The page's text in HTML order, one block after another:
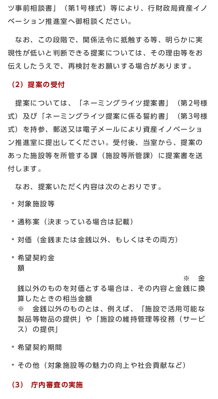
ツ事前相談書」（第1号様式）等により、行財政局資産イノ
ベーション推進室へ御相談ください。
なお、この段階で、関係法令に抵触する等、明らかに実
現性が低いと判断できる提案については、その理由等をお
伝えしたうえで、再検討をお願いする場合があります。
（2）提案の受付
提案については、「ネーミングライツ提案書」（第2号様
式）及び「ネーミングライツ提案に係る誓約書」（第3号様
式）を持参、郵送又は電子メールにより資産イノベーショ
ン推進室に提出してください。受付後、当室から、提案の
あった施設等を所管する課（施設等所管課）に提案書を送
付します。
なお、提案いただく内容は次のとおりです。
対象施設等
通称案（決まっている場合は記載）
対価（金銭または金銭以外、もしくはその両方）
希望契約金
※ 金
銭以外のものを対価とする場合は、その内容と金銭に換
算したときの相当金額
※ 金銭以外のものとは、例えば、「施設で活用可能な
製品等物品の提供」や「施設の維持管理等役務（サービ
ス）の提供」
希望契約期間
その他（対象施設等の魅力の向上や社会貢献など）
（3） 庁内審査の実施